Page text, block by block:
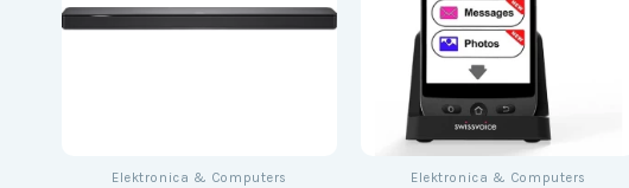
Elektronica & Computers Elektronica & Computers